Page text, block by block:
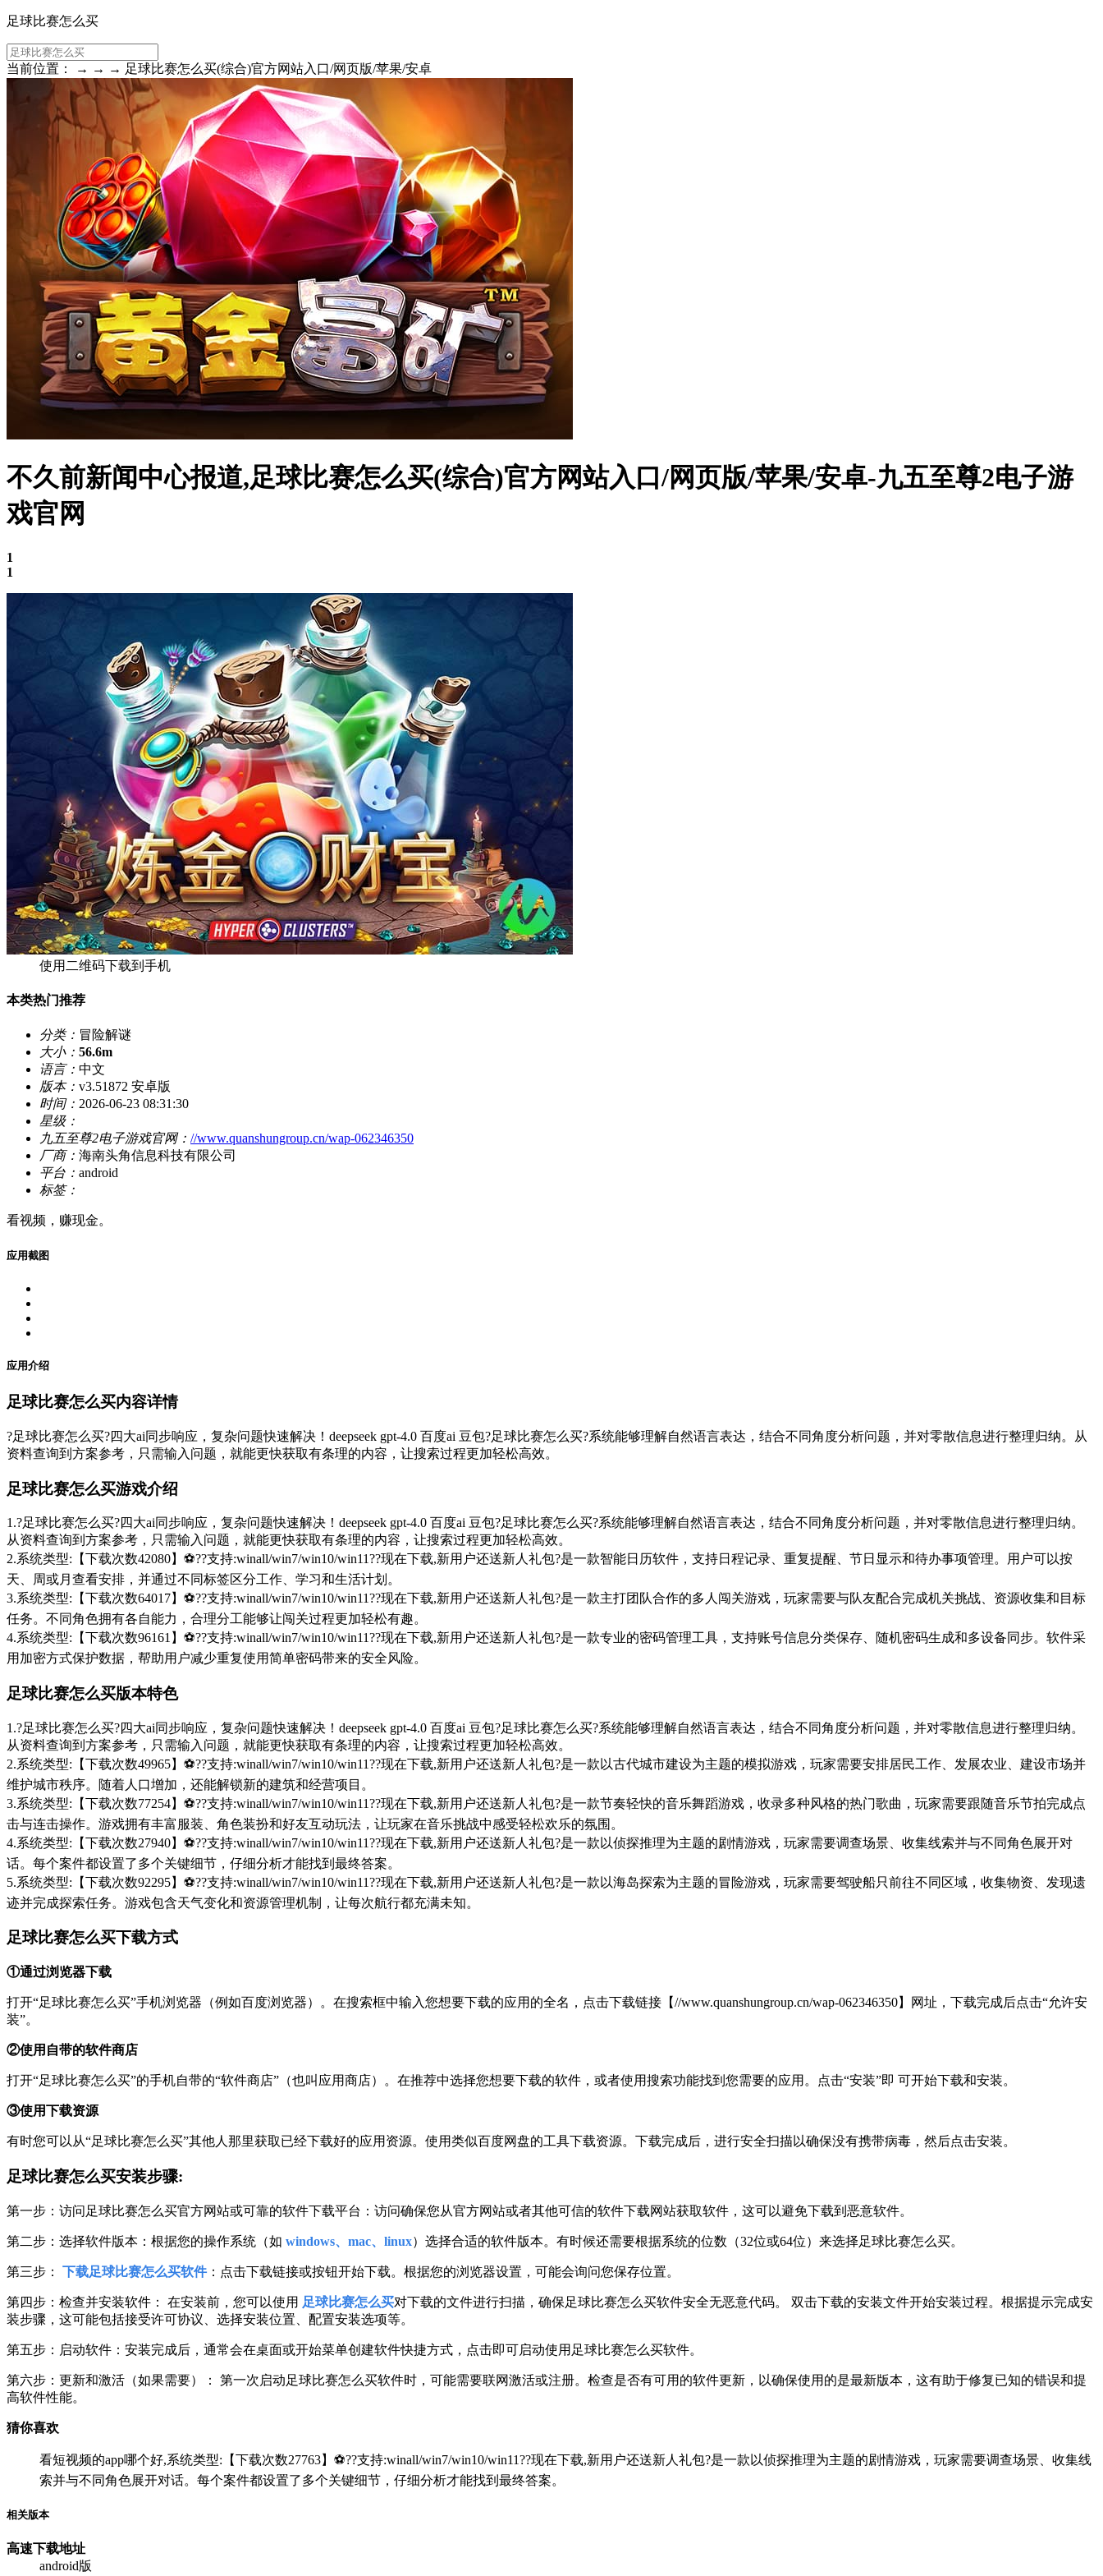
足球比赛怎么买
当前位置： → → → 足球比赛怎么买(综合)官方网站入口/网页版/苹果/安卓
不久前新闻中心报道,足球比赛怎么买(综合)官方网站入口/网页版/苹果/安卓-九五至尊2电子游
戏官网
1
1
使用二维码下载到手机
本类热门推荐
分类： 冒险解谜
大小： 56.6m
语言： 中文
版本： v3.51872 安卓版
时间： 2026-06-23 08:31:30
星级：
九五至尊2电子游戏官网： //www.quanshungroup.cn/wap-062346350
厂商： 海南头角信息科技有限公司
平台： android
标签：
看视频，赚现金。
应用截图
应用介绍
足球比赛怎么买内容详情
?足球比赛怎么买?四大ai同步响应，复杂问题快速解决！deepseek gpt-4.0 百度ai 豆包?足球比赛怎么买?系统能够理解自然语言表达，结合不同角度分析问题，并对零散信息进行整理归纳。从
资料查询到方案参考，只需输入问题，就能更快获取有条理的内容，让搜索过程更加轻松高效。
足球比赛怎么买游戏介绍
1.?足球比赛怎么买?四大ai同步响应，复杂问题快速解决！deepseek gpt-4.0 百度ai 豆包?足球比赛怎么买?系统能够理解自然语言表达，结合不同角度分析问题，并对零散信息进行整理归纳。
从资料查询到方案参考，只需输入问题，就能更快获取有条理的内容，让搜索过程更加轻松高效。
2.系统类型:【下载次数42080】⚽??支持:winall/win7/win10/win11??现在下载,新用户还送新人礼包?是一款智能日历软件，支持日程记录、重复提醒、节日显示和待办事项管理。用户可以按
天、周或月查看安排，并通过不同标签区分工作、学习和生活计划。
3.系统类型:【下载次数64017】⚽??支持:winall/win7/win10/win11??现在下载,新用户还送新人礼包?是一款主打团队合作的多人闯关游戏，玩家需要与队友配合完成机关挑战、资源收集和目标
任务。不同角色拥有各自能力，合理分工能够让闯关过程更加轻松有趣。
4.系统类型:【下载次数96161】⚽??支持:winall/win7/win10/win11??现在下载,新用户还送新人礼包?是一款专业的密码管理工具，支持账号信息分类保存、随机密码生成和多设备同步。软件采
用加密方式保护数据，帮助用户减少重复使用简单密码带来的安全风险。
足球比赛怎么买版本特色
1.?足球比赛怎么买?四大ai同步响应，复杂问题快速解决！deepseek gpt-4.0 百度ai 豆包?足球比赛怎么买?系统能够理解自然语言表达，结合不同角度分析问题，并对零散信息进行整理归纳。
从资料查询到方案参考，只需输入问题，就能更快获取有条理的内容，让搜索过程更加轻松高效。
2.系统类型:【下载次数49965】⚽??支持:winall/win7/win10/win11??现在下载,新用户还送新人礼包?是一款以古代城市建设为主题的模拟游戏，玩家需要安排居民工作、发展农业、建设市场并
维护城市秩序。随着人口增加，还能解锁新的建筑和经营项目。
3.系统类型:【下载次数77254】⚽??支持:winall/win7/win10/win11??现在下载,新用户还送新人礼包?是一款节奏轻快的音乐舞蹈游戏，收录多种风格的热门歌曲，玩家需要跟随音乐节拍完成点
击与连击操作。游戏拥有丰富服装、角色装扮和好友互动玩法，让玩家在音乐挑战中感受轻松欢乐的氛围。
4.系统类型:【下载次数27940】⚽??支持:winall/win7/win10/win11??现在下载,新用户还送新人礼包?是一款以侦探推理为主题的剧情游戏，玩家需要调查场景、收集线索并与不同角色展开对
话。每个案件都设置了多个关键细节，仔细分析才能找到最终答案。
5.系统类型:【下载次数92295】⚽??支持:winall/win7/win10/win11??现在下载,新用户还送新人礼包?是一款以海岛探索为主题的冒险游戏，玩家需要驾驶船只前往不同区域，收集物资、发现遗
迹并完成探索任务。游戏包含天气变化和资源管理机制，让每次航行都充满未知。
足球比赛怎么买下载方式
①通过浏览器下载
打开“足球比赛怎么买”手机浏览器（例如百度浏览器）。在搜索框中输入您想要下载的应用的全名，点击下载链接【//www.quanshungroup.cn/wap-062346350】网址，下载完成后点击“允许安
装”。
②使用自带的软件商店
打开“足球比赛怎么买”的手机自带的“软件商店”（也叫应用商店）。在推荐中选择您想要下载的软件，或者使用搜索功能找到您需要的应用。点击“安装”即 可开始下载和安装。
③使用下载资源
有时您可以从“足球比赛怎么买”其他人那里获取已经下载好的应用资源。使用类似百度网盘的工具下载资源。下载完成后，进行安全扫描以确保没有携带病毒，然后点击安装。
足球比赛怎么买安装步骤:
第一步：访问足球比赛怎么买官方网站或可靠的软件下载平台：访问确保您从官方网站或者其他可信的软件下载网站获取软件，这可以避免下载到恶意软件。
第二步：选择软件版本：根据您的操作系统（如 windows、mac、linux）选择合适的软件版本。有时候还需要根据系统的位数（32位或64位）来选择足球比赛怎么买。
第三步： 下载足球比赛怎么买软件：点击下载链接或按钮开始下载。根据您的浏览器设置，可能会询问您保存位置。
第四步：检查并安装软件： 在安装前，您可以使用 足球比赛怎么买对下载的文件进行扫描，确保足球比赛怎么买软件安全无恶意代码。 双击下载的安装文件开始安装过程。根据提示完成安
装步骤，这可能包括接受许可协议、选择安装位置、配置安装选项等。
第五步：启动软件：安装完成后，通常会在桌面或开始菜单创建软件快捷方式，点击即可启动使用足球比赛怎么买软件。
第六步：更新和激活（如果需要）： 第一次启动足球比赛怎么买软件时，可能需要联网激活或注册。检查是否有可用的软件更新，以确保使用的是最新版本，这有助于修复已知的错误和提
高软件性能。
猜你喜欢
看短视频的app哪个好,系统类型:【下载次数27763】⚽??支持:winall/win7/win10/win11??现在下载,新用户还送新人礼包?是一款以侦探推理为主题的剧情游戏，玩家需要调查场景、收集线
索并与不同角色展开对话。每个案件都设置了多个关键细节，仔细分析才能找到最终答案。
相关版本
高速下载地址
android版